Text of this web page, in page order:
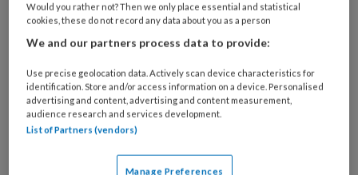
Would you rather not? Then we only place essential and statistical
cookies, these do not record any data about you as a person
We and our partners process data to provide:
Use precise geolocation data. Actively scan device characteristics for
identification. Store and/or access information on a device. Personalised
advertising and content, advertising and content measurement,
audience research and services development.
List of Partners (vendors)
Manage Preferences